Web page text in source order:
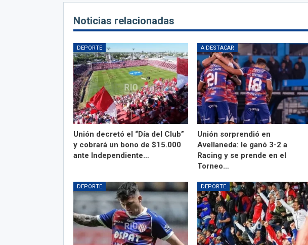
Noticias relacionadas
DEPORTE
Unión decretó el “Día del Club”
y cobrará un bono de $15.000
ante Independiente…
A DESTACAR
Unión sorprendió en
Avellaneda: le ganó 3-2 a
Racing y se prende en el
Torneo…
DEPORTE DEPORTE